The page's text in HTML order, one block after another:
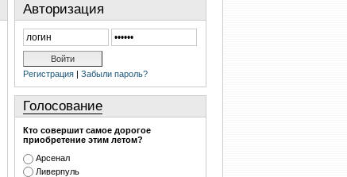
Авторизация
Регистрация | Забыли пароль?
Голосование
Кто совершит самое дорогое
приобретение этим летом?
Арсенал
Ливерпуль